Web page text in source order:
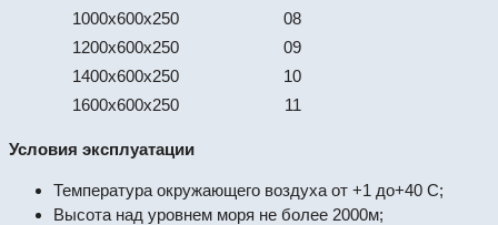
1000х600х250
08
1200х600х250
09
1400х600х250
10
1600х600х250
11
Условия эксплуатации
Температура окружающего воздуха от +1 до+40 С;
Высота над уровнем моря не более 2000м;